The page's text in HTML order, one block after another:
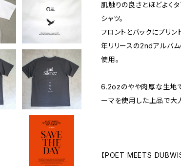
肌触りの良さとほどよく
シャツ。
フロントとバックにプリ
年リリースの2ndアルバ
使用。
6.2ozのやや肉厚な生地
ーマを使用した上品で大
【POET MEETS